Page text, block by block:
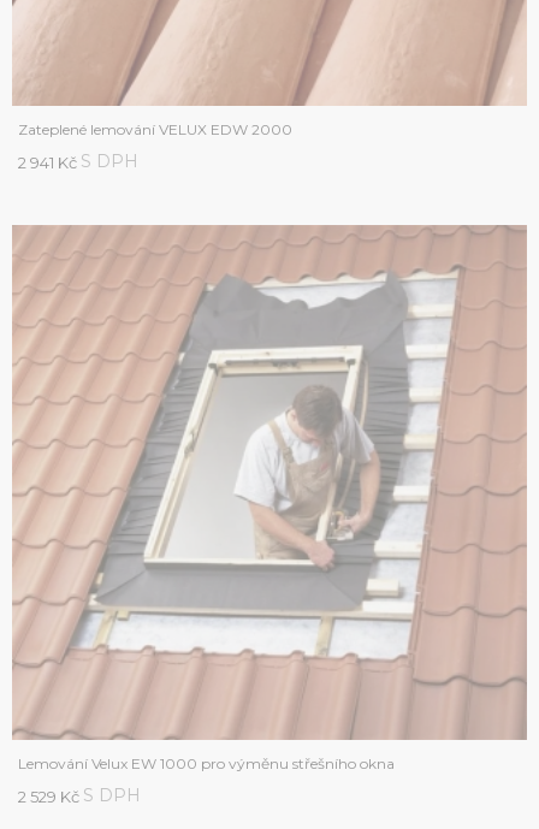
Zateplené lemování VELUX EDW 2000
2 941 Kč S DPH
Lemování Velux EW 1000 pro výměnu střešního okna
2 529 Kč S DPH